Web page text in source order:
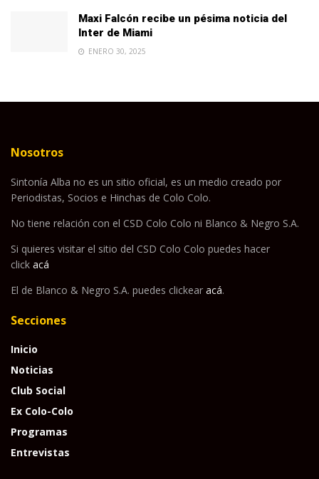
Maxi Falcón recibe un pésima noticia del
Inter de Miami
ENERO 30, 2025
Nosotros
Sintonía Alba no es un sitio oficial, es un medio creado por
Periodistas, Socios e Hinchas de Colo Colo.
No tiene relación con el CSD Colo Colo ni Blanco & Negro S.A.
Si quieres visitar el sitio del CSD Colo Colo puedes hacer
click acá
El de Blanco & Negro S.A. puedes clickear acá.
Secciones
Inicio
Noticias
Club Social
Ex Colo-Colo
Programas
Entrevistas